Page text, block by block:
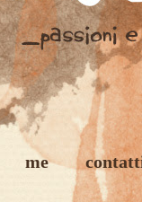
me